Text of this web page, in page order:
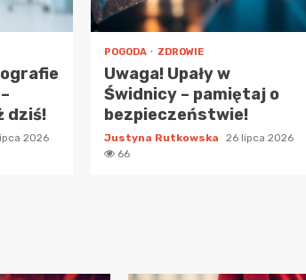
dziś!
2026
POGODA ZDROWIE
Uwaga! Upały w
Świdnicy – pamiętaj o
bezpieczeństwie!
Justyna Rutkowska
26 lipca 2026
66